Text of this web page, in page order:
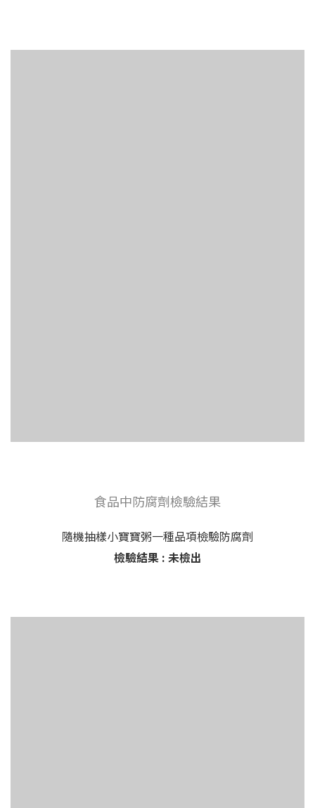
食品中防腐劑檢驗結果
隨機抽樣小寶寶粥一種品項檢驗防腐劑
檢驗結果 : 未檢出